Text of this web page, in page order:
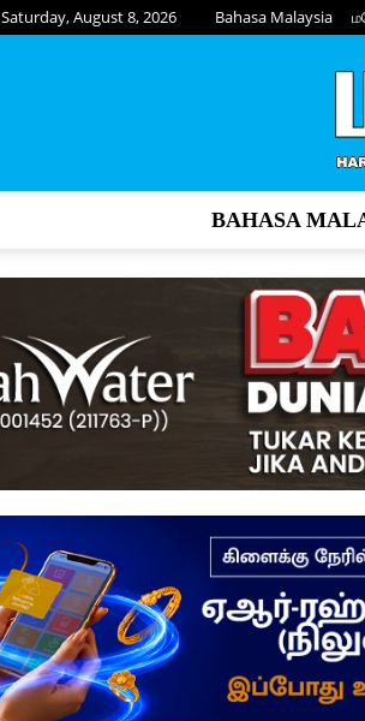
Saturday, August 8, 2026 Bahasa Malaysia
BAHASA